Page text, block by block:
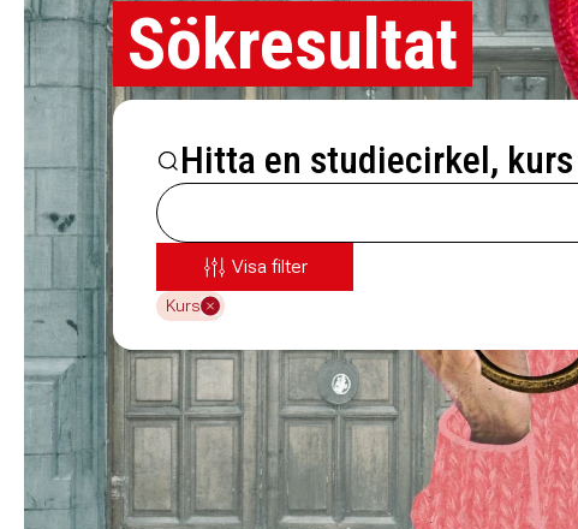
Sökresultat
Hitta en studiecirkel,
Visa filter
Kurs